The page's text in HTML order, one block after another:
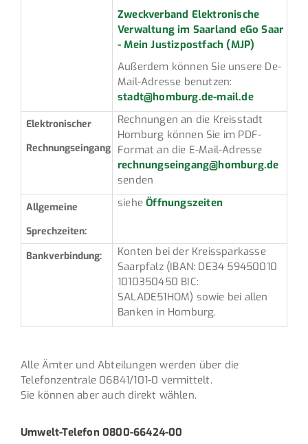
Zweckverband Elektronische
Verwaltung im Saarland eGo Saar
- Mein Justizpostfach (MJP)
Außerdem können Sie unsere De-
Mail-Adresse benutzen:
stadt@homburg.de-mail.de
Elektronischer
Rechnungseingang
Rechnungen an die Kreisstadt
Homburg können Sie im PDF-
Format an die E-Mail-Adresse
rechnungseingang@homburg.de
senden
Allgemeine
Sprechzeiten:
sieheÖffnungszeiten
Bankverbindung:
Konten bei der Kreissparkasse
Saarpfalz (IBAN: DE34 59450010
1010350450 BIC:
SALADE51HOM) sowie bei allen
Banken in Homburg.
Alle Ämter und Abteilungen werden über die
Telefonzentrale 06841/101-0 vermittelt.
Sie können aber auch direkt wählen.
Umwelt-Telefon 0800-66424-00